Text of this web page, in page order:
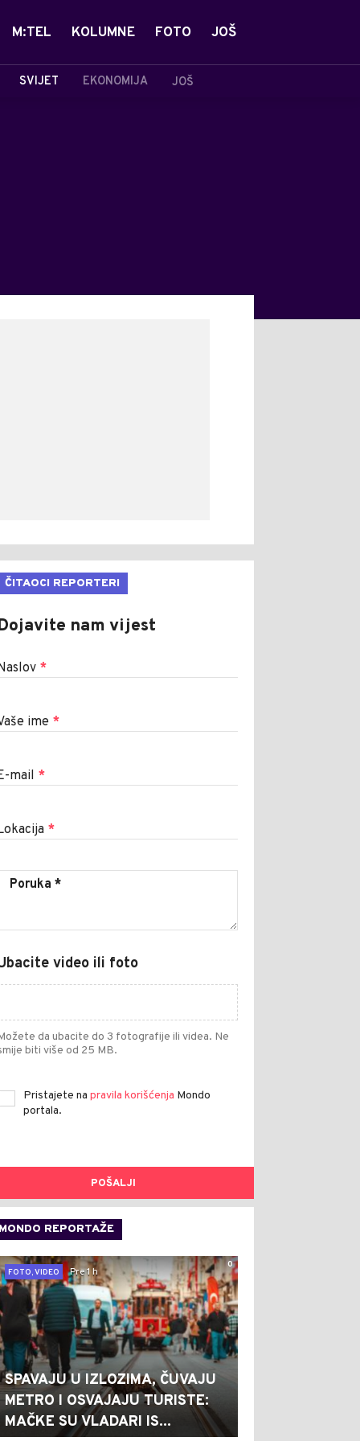
SVIJET EKONOMIJA JOŠ
M:TEL KOLUMNE FOTO JOŠ
ČITAOCI REPORTERI
nam vijest
*
ime *
mail *
*
video ili foto
da ubacite do 3 fotografije ili videa. Ne
biti više od 25 MB.
Pristajete na pravila korišćenja Mondo
portala.
POŠALJI
MONDO REPORTAŽE
0
FOTO, VIDEO
Pre 1 h
SPAVAJU U IZLOZIMA, ČUVAJU
METRO I OSVAJAJU TURISTE:
MAČKE SU VLADARI IS...